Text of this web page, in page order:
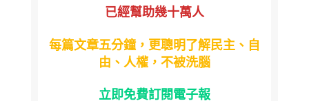
已經幫助幾十萬人
每篇文章五分鐘，更聰明了解民主、自
由、人權，不被洗腦
立即免費訂閱電子報